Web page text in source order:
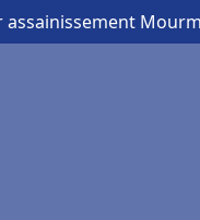
assainissement